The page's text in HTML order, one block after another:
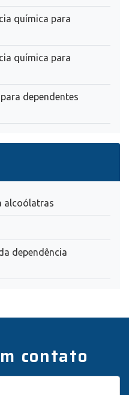
química para
química para
dependentes
alcoólatras
dependência
contato